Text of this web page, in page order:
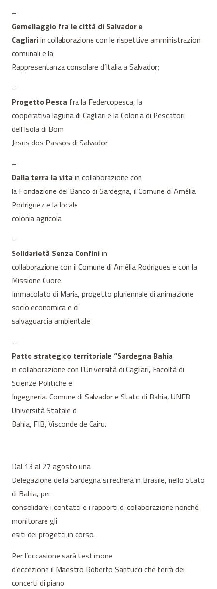
–
Gemellaggio fra le città di Salvador e
Cagliariin collaborazione con le rispettive amministrazioni
comunali e la
Rappresentanza consolare d’Italia a Salvador;
–
Progetto Pesca fra la Federcopesca, la
cooperativa laguna di Cagliari e la Colonia di Pescatori
dell’Isola di Bom
Jesus dos Passos di Salvador
–
Dalla terra la vita in collaborazione con
la Fondazione del Banco di Sardegna, il Comune di Amélia
Rodriguez e la locale
colonia agricola
–
Solidarietà Senza Confiniin
collaborazione con il Comune di Amélia Rodrigues e con la
Missione Cuore
Immacolato di Maria, progetto pluriennale di animazione
socio economica e di
salvaguardia ambientale
–
Patto strategico territoriale “Sardegna Bahia
in collaborazione con l’Università di Cagliari, Facoltà di
Scienze Politiche e
Ingegneria, Comune di Salvador e Stato di Bahia, UNEB
Università Statale di
Bahia, FIB, Visconde de Cairu.
Dal 13 al 27 agosto una
Delegazione della Sardegna si recherà in Brasile, nello Stato
di Bahia, per
consolidare i contatti e i rapporti di collaborazione nonché
monitorare gli
esiti dei progetti in corso.
Per l’occasione sarà testimone
d’eccezione il Maestro Roberto Santucci che terrà dei
concerti di piano